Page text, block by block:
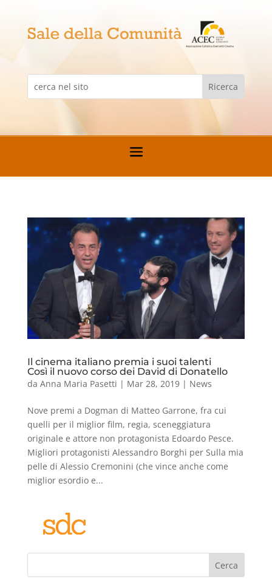
Il cinema italiano premia i suoi talenti
Così il nuovo corso dei David di Donatello
da Anna Maria Pasetti | Mar 28, 2019| News
Nove premi a Dogman di Matteo Garrone, fra cui
quelli per il miglior film, regia, sceneggiatura
originale e attore non protagonista Edoardo Pesce.
Migliori protagonisti Alessandro Borghi per Sulla mia
pelle di Alessio Cremonini (che vince anche come
miglior esordio e...
Cerca